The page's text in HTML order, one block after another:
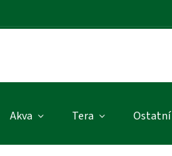
Akva Tera Ostatní